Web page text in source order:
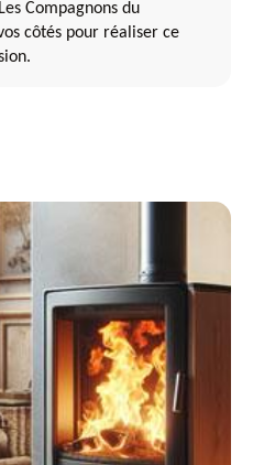
Compagnons du
côtés pour réaliser ce